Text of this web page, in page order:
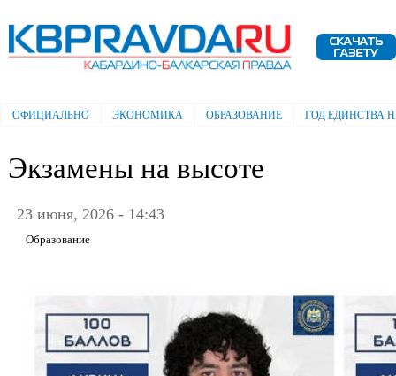
Электронная газета "Кабардино-
Балкарская правда"
Главное меню
ОФИЦИАЛЬНО ЭКОНОМИКА ОБРАЗОВАНИЕ ГОД ЕДИНСТВА
Экзамены на высоте
23 июня, 2026 - 14:43
Образование